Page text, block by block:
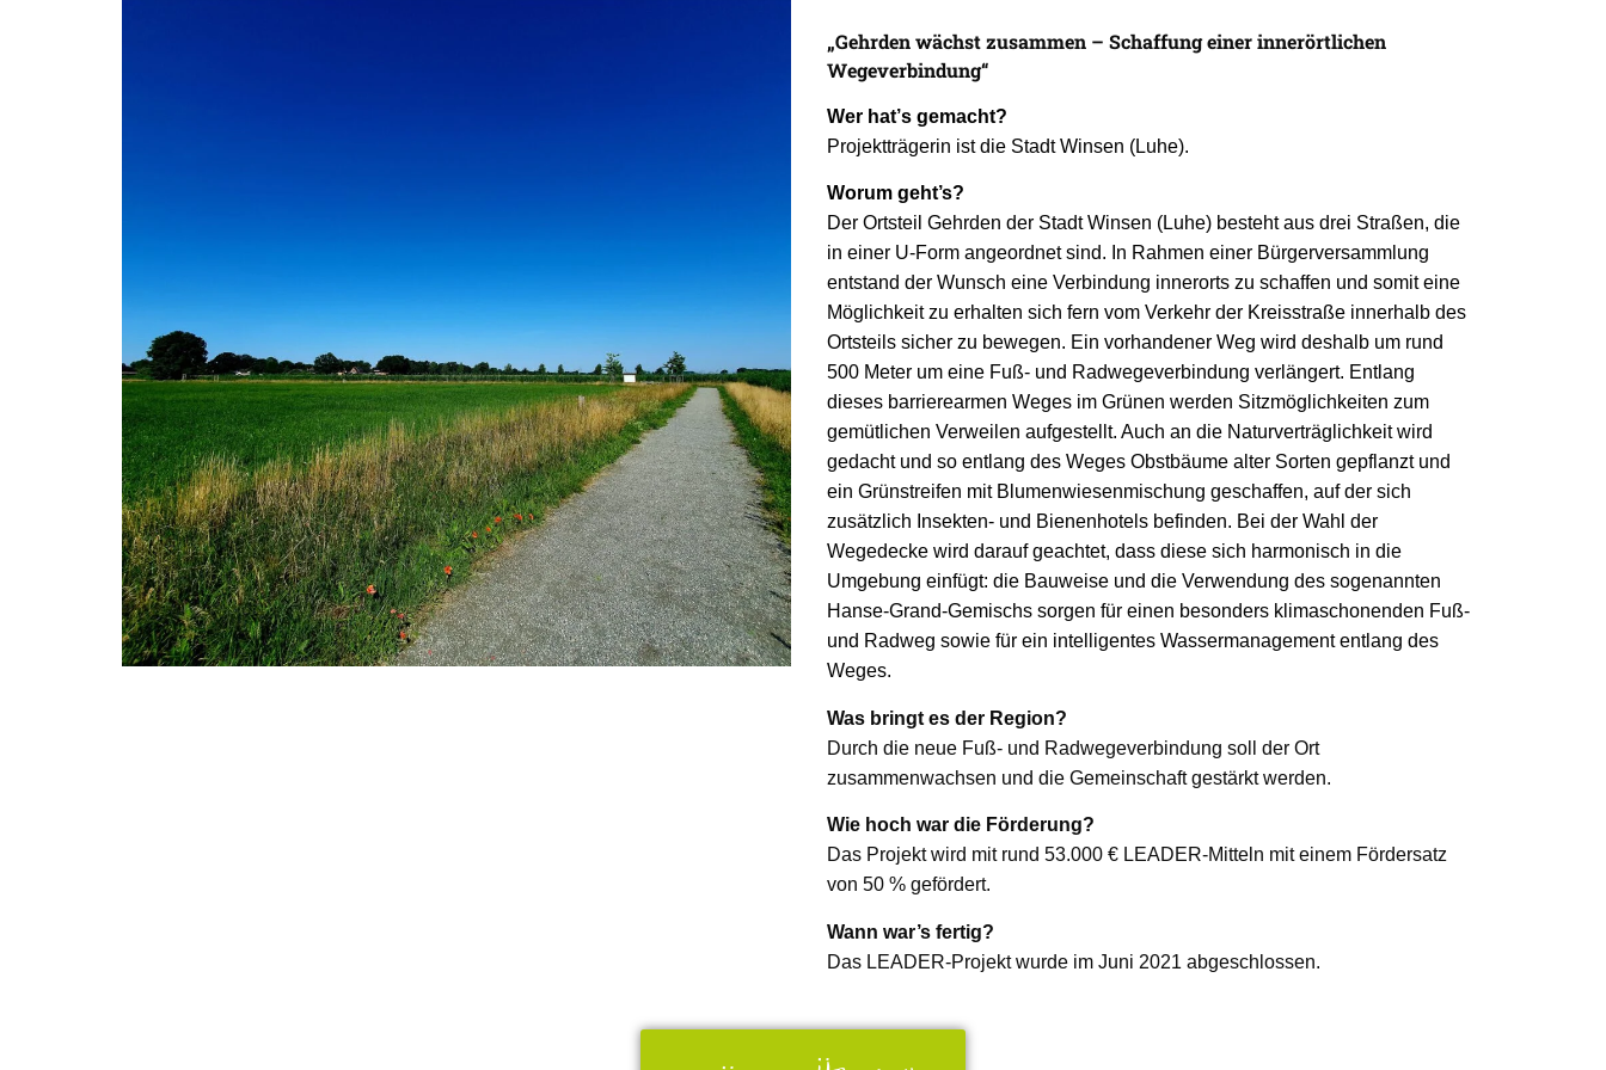
„Gehrden wächst zusammen – Schaffung einer innerörtlichen
Wegeverbindung“
Wer hat’s gemacht?
Projektträgerin ist die Stadt Winsen (Luhe).
Worum geht’s?
Der Ortsteil Gehrden der Stadt Winsen (Luhe) besteht aus drei Straßen, die
in einer U-Form angeordnet sind. In Rahmen einer Bürgerversammlung
entstand der Wunsch eine Verbindung innerorts zu schaffen und somit eine
Möglichkeit zu erhalten sich fern vom Verkehr der Kreisstraße innerhalb des
Ortsteils sicher zu bewegen. Ein vorhandener Weg wird deshalb um rund
500 Meter um eine Fuß- und Radwegeverbindung verlängert. Entlang
dieses barrierearmen Weges im Grünen werden Sitzmöglichkeiten zum
gemütlichen Verweilen aufgestellt. Auch an die Naturverträglichkeit wird
gedacht und so entlang des Weges Obstbäume alter Sorten gepflanzt und
ein Grünstreifen mit Blumenwiesenmischung geschaffen, auf der sich
zusätzlich Insekten- und Bienenhotels befinden. Bei der Wahl der
Wegedecke wird darauf geachtet, dass diese sich harmonisch in die
Umgebung einfügt: die Bauweise und die Verwendung des sogenannten
Hanse-Grand-Gemischs sorgen für einen besonders klimaschonenden Fuß-
und Radweg sowie für ein intelligentes Wassermanagement entlang des
Weges.
Was bringt es der Region?
Durch die neue Fuß- und Radwegeverbindung soll der Ort
zusammenwachsen und die Gemeinschaft gestärkt werden.
Wie hoch war die Förderung?
Das Projekt wird mit rund 53.000 € LEADER-Mitteln mit einem Fördersatz
von 50 % gefördert.
Wann war’s fertig?
Das LEADER-Projekt wurde im Juni 2021 abgeschlossen.